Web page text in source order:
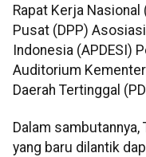
Rapat Kerja Nasional
Pusat (DPP)
Indonesia (APDESI)
Auditorium
Daerah Tertinggal
Dalam
yang baru dilantik